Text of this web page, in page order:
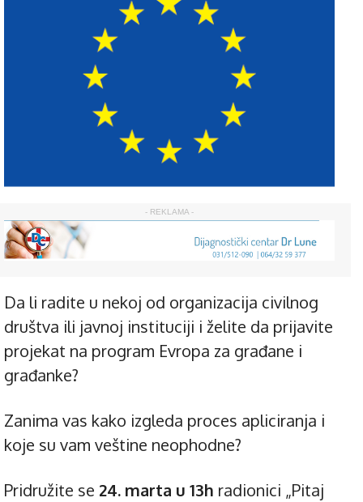
- REKLAMA -
Da li radite u nekoj od organizacija civilnog
društva ili javnoj instituciji i želite da prijavite
projekat na program Evropa za građane i
građanke?
Zanima vas kako izgleda proces apliciranja i
koje su vam veštine neophodne?
Pridružite se 24. marta u 13h radionici „Pitaj